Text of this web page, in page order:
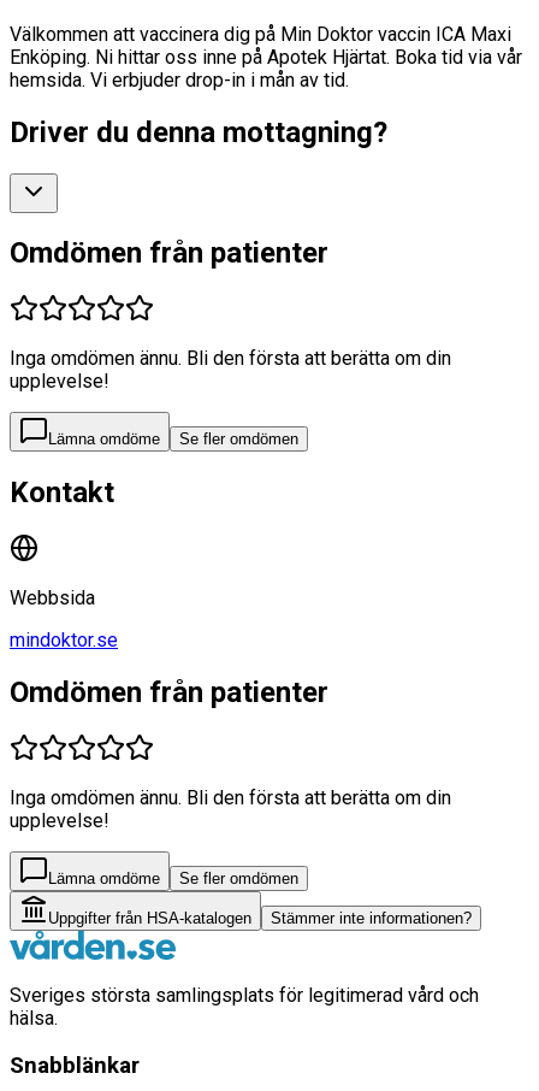
Välkommen att vaccinera dig på Min Doktor vaccin ICA Maxi
Enköping. Ni hittar oss inne på Apotek Hjärtat. Boka tid via vår
hemsida. Vi erbjuder drop-in i mån av tid.
Driver du denna mottagning?
Omdömen från patienter
Inga omdömen ännu. Bli den första att berätta om din
upplevelse!
Lämna omdöme Se fler omdömen
Kontakt
Webbsida
mindoktor.se
Omdömen från patienter
Inga omdömen ännu. Bli den första att berätta om din
upplevelse!
Lämna omdöme Se fler omdömen
Uppgifter från HSA-katalogen Stämmer inte informationen?
Sveriges största samlingsplats för legitimerad vård och
hälsa.
Snabblänkar